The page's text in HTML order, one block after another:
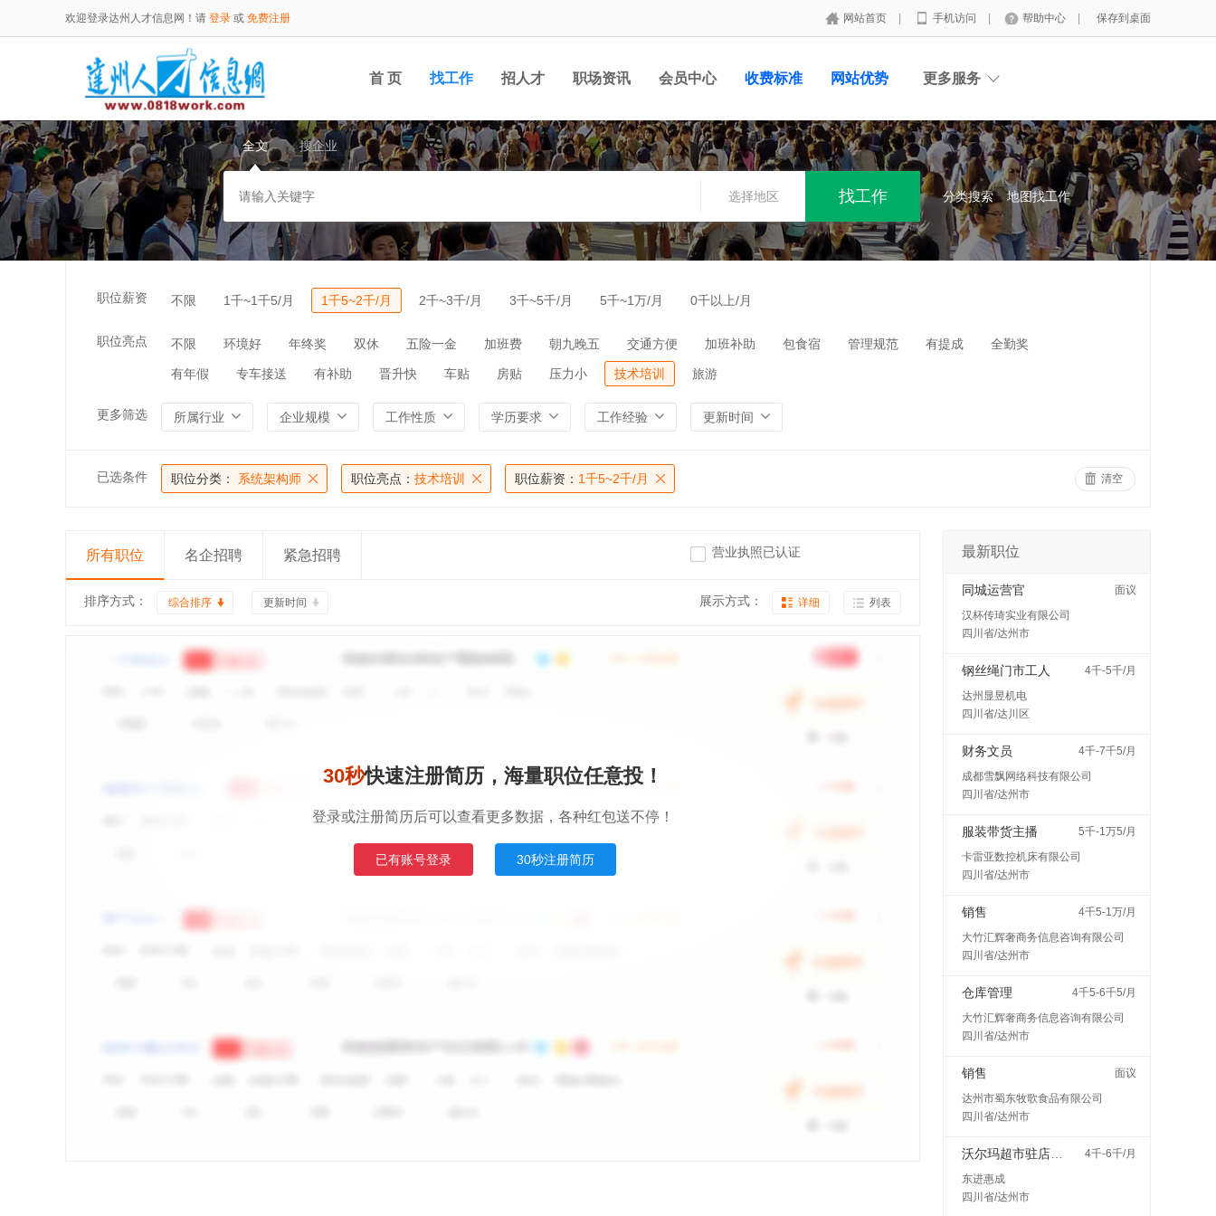
欢迎登录达州人才信息网！请 登录 或 免费注册 网站首页 手机访问 帮助中心 保存到桌面
首 页 找工作 招人才 职场资讯 会员中心 收费标准 网站优势 更多服务
全文 搜企业
选择地区 分类搜索 地图找工作
职位薪资 不限 1千~1千5/月 1千5~2千/月 2千~3千/月 3千~5千/月 5千~1万/月 0千以上/月
职位亮点 不限 环境好 年终奖 双休 五险一金 加班费 朝九晚五 交通方便 加班补助 包食宿 管理规范 有提成 全勤奖
有年假 专车接送 有补助 晋升快 车贴 房贴 压力小 技术培训 旅游
更多筛选 所属行业 企业规模 工作性质 学历要求 工作经验 更新时间
已选条件 职位分类： 系统架构师 职位亮点： 技术培训 职位薪资： 1千5~2千/月 清空
所有职位 名企招聘 紧急招聘 营业执照已认证
排序方式： 综合排序 更新时间 展示方式： 详细 列表
30秒快速注册简历，海量职位任意投！
登录或注册简历后可以查看更多数据，各种红包送不停！
已有账号登录 30秒注册简历
最新职位
同城运营官
面议
汉杯传琦实业有限公司
四川省/达州市
钢丝绳门市工人
4千-5千/月
达州显昱机电
四川省/达川区
财务文员
4千-7千5/月
成都雪飘网络科技有限公司
四川省/达州市
服装带货主播
5千-1万5/月
卡雷亚数控机床有限公司
四川省/达州市
销售
4千5-1万/月
大竹汇辉奢商务信息咨询有限公司
四川省/达州市
仓库管理
4千5-6千5/月
大竹汇辉奢商务信息咨询有限公司
四川省/达州市
销售
面议
达州市蜀东牧歌食品有限公司
四川省/达州市
4千-6千/月
东进惠成
四川省/达州市